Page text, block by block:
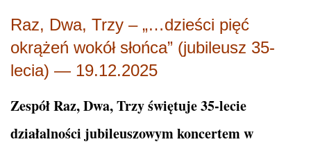
Raz, Dwa, Trzy – „…dzieści pięć
okrążeń wokół słońca” (jubileusz 35-
lecia) — 19.12.2025
Zespół Raz, Dwa, Trzy świętuje 35-lecie
działalności jubileuszowym koncertem w